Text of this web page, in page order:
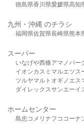
徳島県香川県愛媛県高知
九州・沖縄 のチラシ
福岡県佐賀県長崎県熊本
スーパー
いなげや西條アマノパー
イオンカスミ マルエツス
ツルヤマルト オギノ エス
ダイレックスサンエーイ
ホームセンター
島忠 コメリ ナフコ コーナ